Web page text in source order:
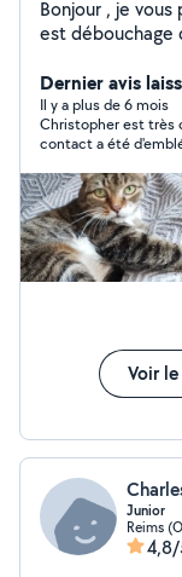
Bonjour , je
est débouchage
Dernier avis
Il y a plus de 6 mois
Christopher est très
contact a été
Voir
Junior
Reims